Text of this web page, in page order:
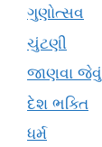
ગુણોત્સવ
ચુંટણી
જાણવા જેવું
દેશ ભક્તિ
ધર્મ